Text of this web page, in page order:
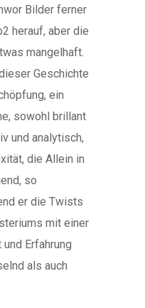
Bilder ferner
herauf, aber die
mangelhaft.
Geschichte
ein
sowohl brillant
und analytisch,
die Allein in
so
er die Twists
mit einer
Erfahrung
als auch